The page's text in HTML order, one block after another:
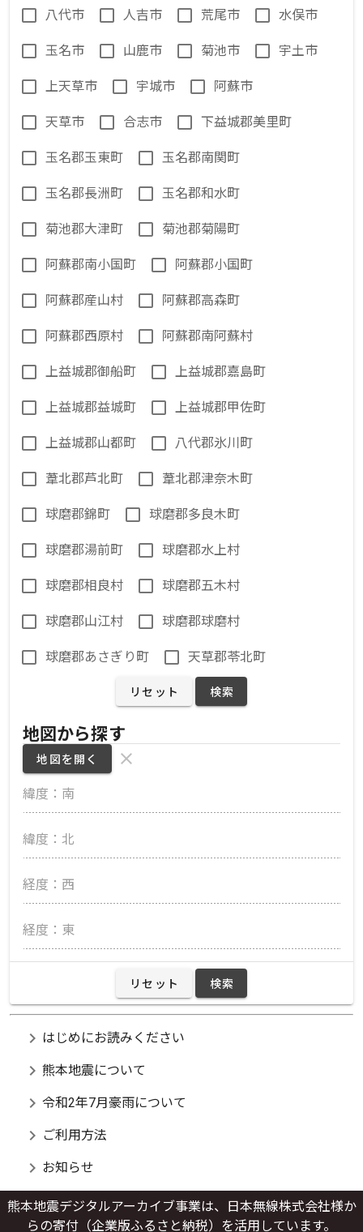
八代市 人吉市 荒尾市 水俣市
玉名市 山鹿市 菊池市 宇土市
上天草市 宇城市 阿蘇市
天草市 合志市 下益城郡美里町
玉名郡玉東町 玉名郡南関町
玉名郡長洲町 玉名郡和水町
菊池郡大津町 菊池郡菊陽町
阿蘇郡南小国町 阿蘇郡小国町
阿蘇郡産山村 阿蘇郡高森町
阿蘇郡西原村 阿蘇郡南阿蘇村
上益城郡御船町 上益城郡嘉島町
上益城郡益城町 上益城郡甲佐町
上益城郡山都町 八代郡氷川町
葦北郡芦北町 葦北郡津奈木町
球磨郡錦町 球磨郡多良木町
球磨郡湯前町 球磨郡水上村
球磨郡相良村 球磨郡五木村
球磨郡山江村 球磨郡球磨村
球磨郡あさぎり町 天草郡苓北町
リセット 検索
地図から探す
地図を開く
緯度：南
緯度：北
経度：西
経度：東
リセット 検索
chevron_right はじめにお読みください
chevron_right 熊本地震について
chevron_right 令和2年7月豪雨について
chevron_right ご利用方法
chevron_right お知らせ
熊本地震デジタルアーカイブ事業は、日本無線株式会社様か
らの寄付（企業版ふるさと納税）を活用しています。